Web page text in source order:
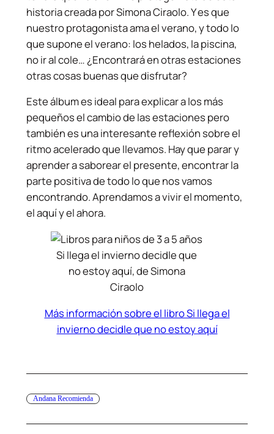
historia creada por Simona Ciraolo. Y es que
nuestro protagonista ama el verano, y todo lo
que supone el verano: los helados, la piscina,
no ir al cole… ¿Encontrará en otras estaciones
otras cosas buenas que disfrutar?
Este álbum es ideal para explicar a los más
pequeños el cambio de las estaciones pero
también es una interesante reflexión sobre el
ritmo acelerado que llevamos. Hay que parar y
aprender a saborear el presente, encontrar la
parte positiva de todo lo que nos vamos
encontrando. Aprendamos a vivir el momento,
el aquí y el ahora.
Si llega el invierno decidle que
no estoy aquí, de Simona
Ciraolo
Más información sobre el libro Si llega el
invierno decidle que no estoy aquí
Andana Recomienda